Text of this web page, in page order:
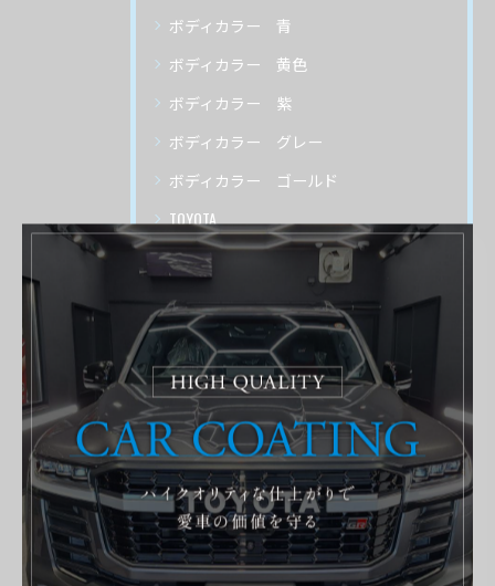
ボディカラー 青
ボディカラー 黄色
ボディカラー 紫
ボディカラー グレー
ボディカラー ゴールド
TOYOTA
LEXUS
NISSAN
HONDA
DAIHATSU
SUZUKI
MAZDA
MITSUBISHI
SUBARU
TESLA